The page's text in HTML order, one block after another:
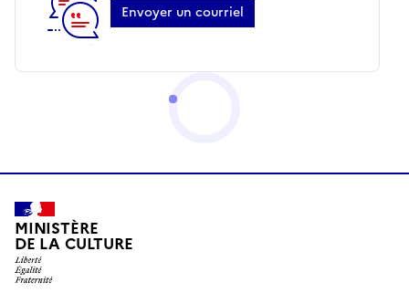
Envoyer un courriel
MINISTÈRE
DE LA CULTURE